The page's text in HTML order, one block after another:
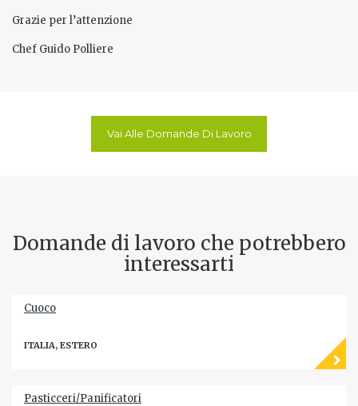
Grazie per l’attenzione
Chef Guido Polliere
Vai Alle Domande Di Lavoro
Domande di lavoro che potrebbero
interessarti
Cuoco
ITALIA, ESTERO
Pasticceri/Panificatori